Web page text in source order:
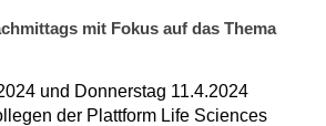
mit Fokus auf das Thema
und Donnerstag 11.4.2024
der Plattform Life Sciences